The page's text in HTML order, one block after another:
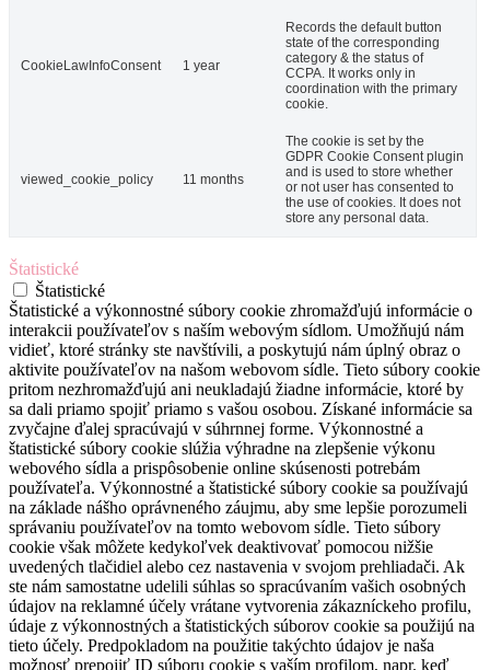
CookieLawInfoConsent 1 year
Records the default button
state of the corresponding
category & the status of
CCPA. It works only in
coordination with the primary
cookie.
viewed_cookie_policy 11 months
The cookie is set by the
GDPR Cookie Consent plugin
and is used to store whether
or not user has consented to
the use of cookies. It does not
store any personal data.
Štatistické
Štatistické
Štatistické a výkonnostné súbory cookie zhromažďujú informácie o
interakcii používateľov s naším webovým sídlom. Umožňujú nám
vidieť, ktoré stránky ste navštívili, a poskytujú nám úplný obraz o
aktivite používateľov na našom webovom sídle. Tieto súbory cookie
pritom nezhromažďujú ani neukladajú žiadne informácie, ktoré by
sa dali priamo spojiť priamo s vašou osobou. Získané informácie sa
zvyčajne ďalej spracúvajú v súhrnnej forme. Výkonnostné a
štatistické súbory cookie slúžia výhradne na zlepšenie výkonu
webového sídla a prispôsobenie online skúsenosti potrebám
používateľa. Výkonnostné a štatistické súbory cookie sa používajú
na základe nášho oprávneného záujmu, aby sme lepšie porozumeli
správaniu používateľov na tomto webovom sídle. Tieto súbory
cookie však môžete kedykoľvek deaktivovať pomocou nižšie
uvedených tlačidiel alebo cez nastavenia v svojom prehliadači. Ak
ste nám samostatne udelili súhlas so spracúvaním vašich osobných
údajov na reklamné účely vrátane vytvorenia zákazníckeho profilu,
údaje z výkonnostných a štatistických súborov cookie sa použijú na
tieto účely. Predpokladom na použitie takýchto údajov je naša
možnosť prepojiť ID súboru cookie s vaším profilom, napr. keď